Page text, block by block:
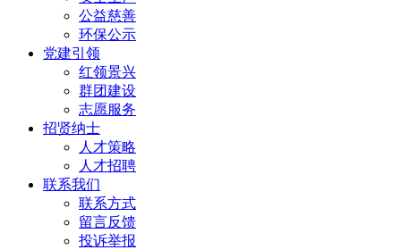
公益慈善
环保公示
党建引领
红领景兴
群团建设
志愿服务
招贤纳士
人才策略
人才招聘
联系我们
联系方式
留言反馈
投诉举报